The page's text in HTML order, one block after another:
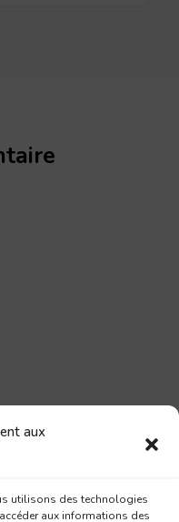
aux
utilisons des technologies
aux informations des